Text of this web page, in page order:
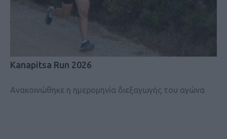
Kanapitsa Run 2026
Ανακοινώθηκε η ημερομηνία διεξαγωγής του αγώνα